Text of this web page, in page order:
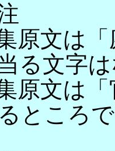
文は「
る文字
文は「
ところ